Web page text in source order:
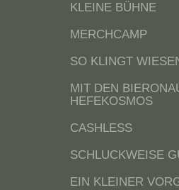
KLEINE BÜHNE
MERCHCAMP
SO KLINGT
MIT DEN
HEFEKOSMOS
CASHLESS
SCHLUCKWEISE
EIN KLEINER